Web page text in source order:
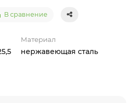
В сравнение
Материал
нержавеющая сталь